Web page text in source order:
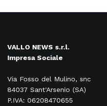
VALLO NEWS s.r.l.
Impresa Sociale
Via Fosso del Mulino, snc
84037 Sant'Arsenio (SA)
P.IVA: 06208470655